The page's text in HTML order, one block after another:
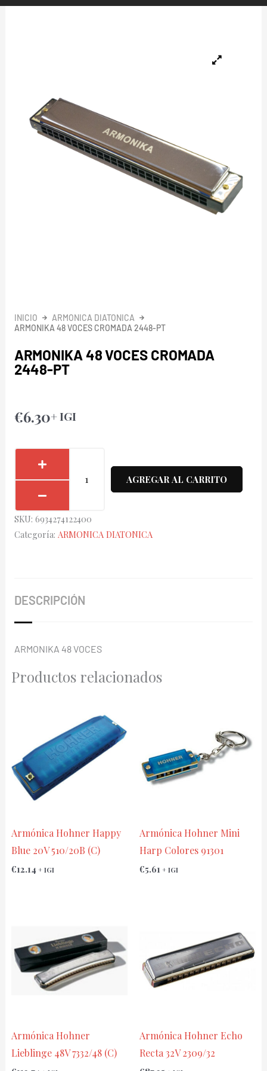
INICIO
ARMONICA DIATONICA
ARMONIKA 48 VOCES CROMADA 2448-PT
ARMONIKA 48 VOCES CROMADA
2448-PT
€6.30+ IGI
2448-
PT
AGREGAR AL CARRITO
SKU: 6934274122400
Categoría: ARMONICA DIATONICA
DESCRIPCIÓN
ARMONIKA 48 VOCES
Productos relacionados
Armónica Hohner Happy
Blue 20V 510/20B (C)
€12.14 + IGI
Armónica Hohner Mini
Harp Colores 91301
€5.61 + IGI
Armónica Hohner
Lieblinge 48V 7332/48 (C)
Armónica Hohner Echo
Recta 32V 2309/32